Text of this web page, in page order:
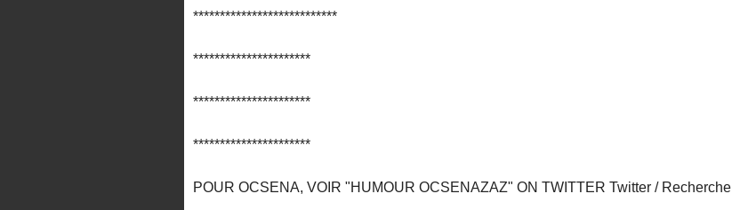
***************************
**********************
**********************
**********************
POUR OCSENA, VOIR "HUMOUR OCSENAZAZ" ON TWITTER Twitter / Recherche